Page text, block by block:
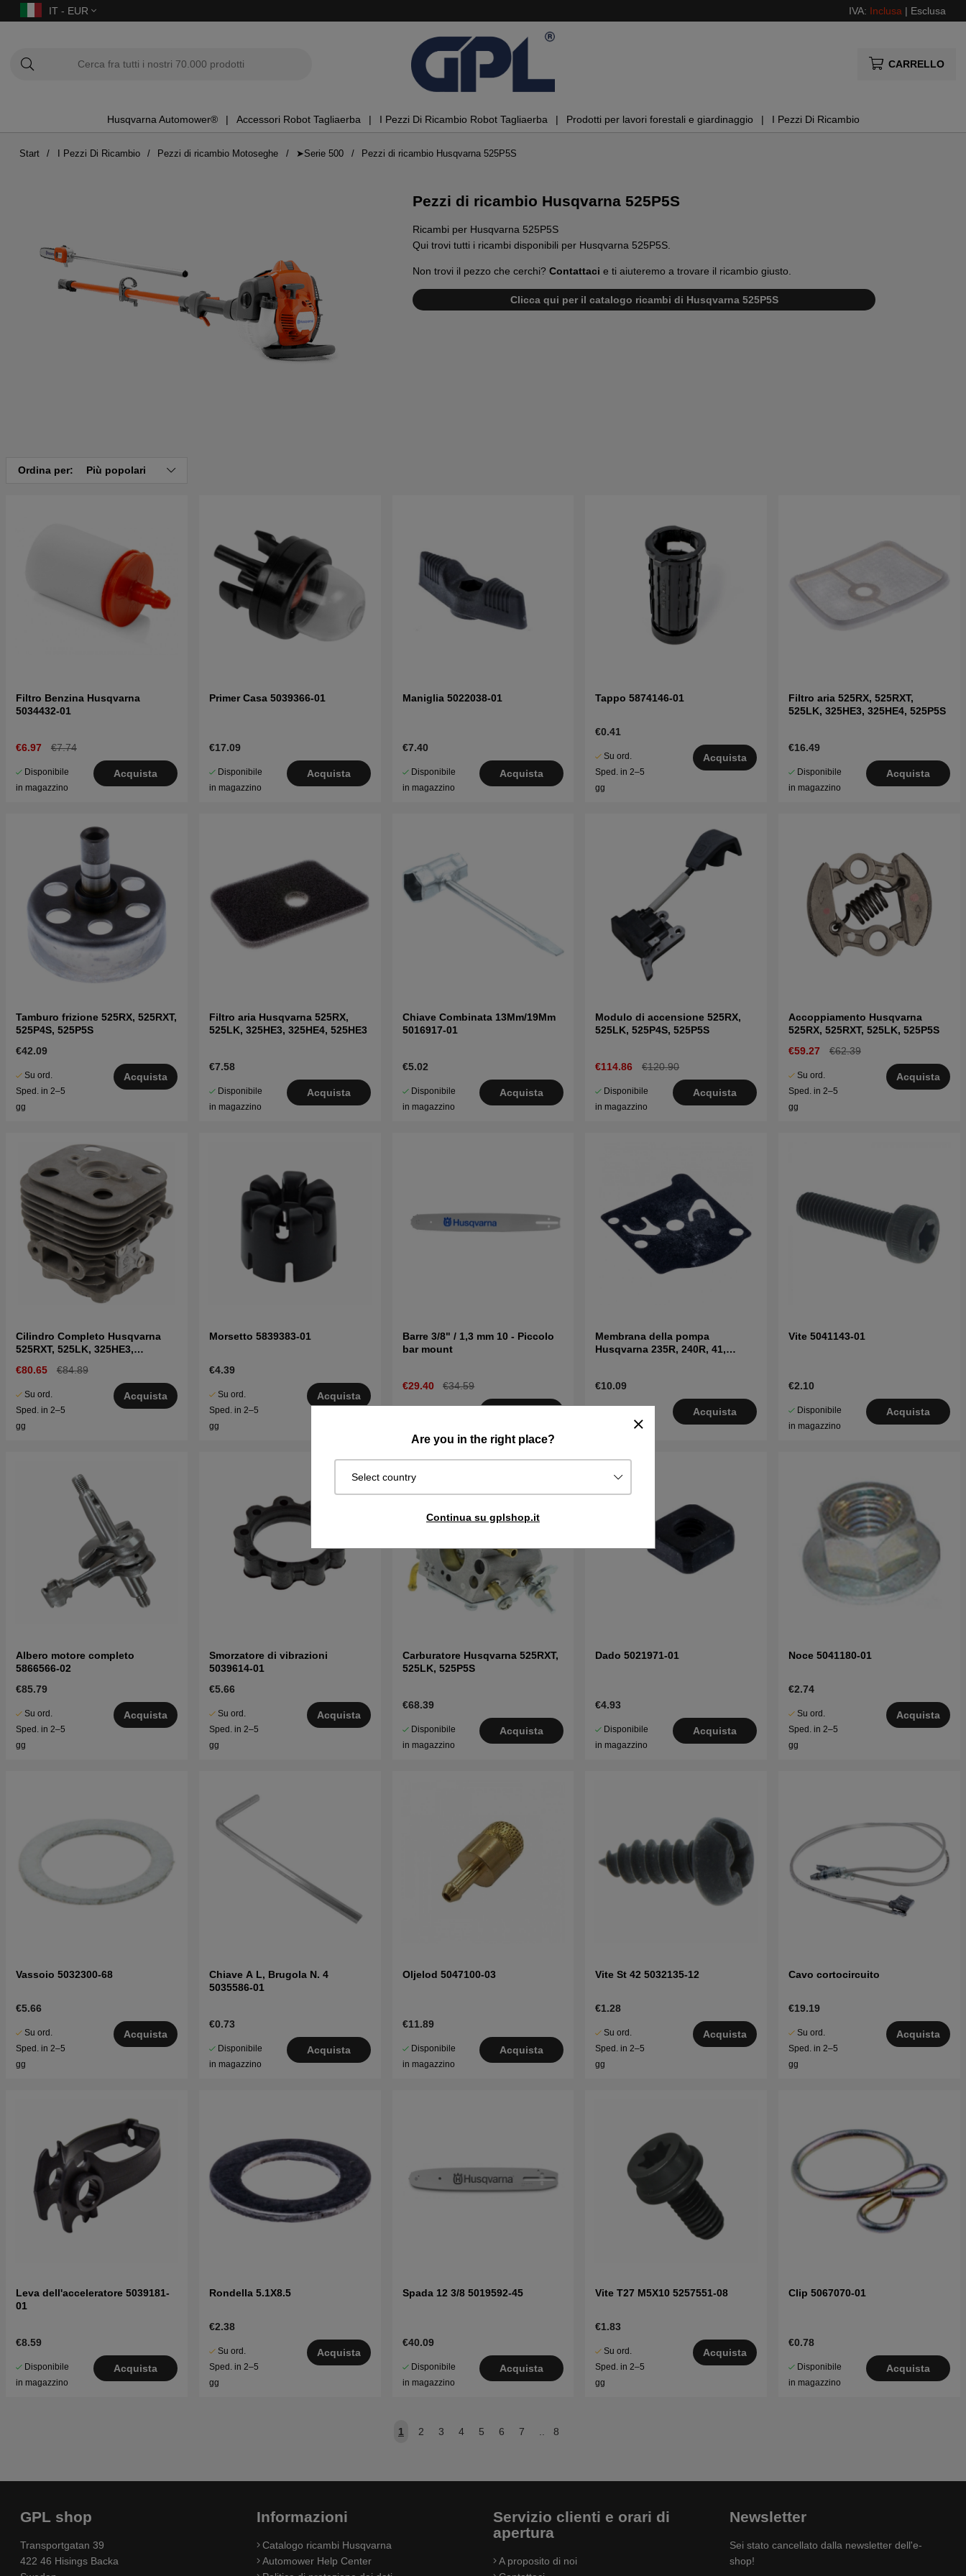
IT - EUR IVA: Inclusa | Esclusa
CARRELLO
Husqvarna Automower® Accessori Robot Tagliaerba I Pezzi Di Ricambio Robot Tagliaerba Prodotti per lavori forestali e giardinaggio I Pezzi Di Ricambio
Are you in the right place?
Select country
Continua su gplshop.it
Start I Pezzi Di Ricambio Pezzi di ricambio Motoseghe ➤Serie 500 Pezzi di ricambio Husqvarna 525P5S
Pezzi di ricambio Husqvarna 525P5S
Ricambi per Husqvarna 525P5S
Qui trovi tutti i ricambi disponibili per Husqvarna 525P5S.
Non trovi il pezzo che cerchi? Contattaci e ti aiuteremo a trovare il ricambio giusto.
Clicca qui per il catalogo ricambi di Husqvarna 525P5S
Ordina per: Più popolari
Filtro Benzina Husqvarna
5034432-01
€6.97 €7.74
Disponibile
in magazzino
Acquista
Primer Casa 5039366-01
€17.09
Disponibile
in magazzino
Acquista
Maniglia 5022038-01
€7.40
Disponibile
in magazzino
Acquista
Tappo 5874146-01
€0.41
Su ord.
Sped. in 2–5
gg
Acquista
Filtro aria 525RX, 525RXT,
525LK, 325HE3, 325HE4, 525P5S
€16.49
Disponibile
in magazzino
Acquista
Tamburo frizione 525RX, 525RXT,
525P4S, 525P5S
€42.09
Su ord.
Sped. in 2–5
gg
Acquista
Filtro aria Husqvarna 525RX,
525LK, 325HE3, 325HE4, 525HE3
€7.58
Disponibile
in magazzino
Acquista
Chiave Combinata 13Mm/19Mm
5016917-01
€5.02
Disponibile
in magazzino
Acquista
Modulo di accensione 525RX,
525LK, 525P4S, 525P5S
€114.86 €120.90
Disponibile
in magazzino
Acquista
Accoppiamento Husqvarna
525RX, 525RXT, 525LK, 525P5S
€59.27
€62.39
Su ord.
Sped. in 2–5
gg
Acquista
Cilindro Completo Husqvarna
525RXT, 525LK, 325HE3,
€80.65 €84.89
Su ord.
Sped. in 2–5
gg
Acquista
Morsetto 5839383-01
€4.39
Su ord.
Sped. in 2–5
gg
Acquista
Barre 3/8" / 1,3 mm 10 - Piccolo
bar mount
€29.40 €34.59
Membrana della pompa
Husqvarna 235R, 240R, 41,
€10.09
in magazzino
Acquista
Vite 5041143-01
€2.10
Disponibile
in magazzino
Acquista
Albero motore completo
5866566-02
€85.79
Su ord.
Sped. in 2–5
gg
Acquista
Smorzatore di vibrazioni
5039614-01
€5.66
Su ord.
Sped. in 2–5
gg
Acquista
Carburatore Husqvarna 525RXT,
525LK, 525P5S
€68.39
Disponibile
in magazzino
Acquista
Dado 5021971-01
€4.93
Disponibile
in magazzino
Acquista
Noce 5041180-01
€2.74
Su ord.
Sped. in 2–5
gg
Acquista
Vassoio 5032300-68
€5.66
Su ord.
Sped. in 2–5
gg
Acquista
Chiave A L, Brugola N. 4
5035586-01
€0.73
Disponibile
in magazzino
Acquista
Oljelod 5047100-03
€11.89
Disponibile
in magazzino
Acquista
Vite St 42 5032135-12
€1.28
Su ord.
Sped. in 2–5
gg
Acquista
Cavo cortocircuito
€19.19
Su ord.
Sped. in 2–5
gg
Acquista
Leva dell'acceleratore 5039181-
01
€8.59
Disponibile
in magazzino
Acquista
Rondella 5.1X8.5
€2.38
Su ord.
Sped. in 2–5
gg
Acquista
Spada 12 3/8 5019592-45
€40.09
Disponibile
in magazzino
Acquista
Vite T27 M5X10 5257551-08
€1.83
Su ord.
Sped. in 2–5
gg
Acquista
Clip 5067070-01
€0.78
Disponibile
in magazzino
Acquista
1 2 3 4 5 6 7 .. 8
GPL shop
Transportgatan 39
422 46 Hisings Backa
Informazioni
Catalogo ricambi Husqvarna
Automower Help Center
Servizio clienti e orari di
apertura
A proposito di noi
Newsletter
Sei stato cancellato dalla newsletter dell'e-
shop!